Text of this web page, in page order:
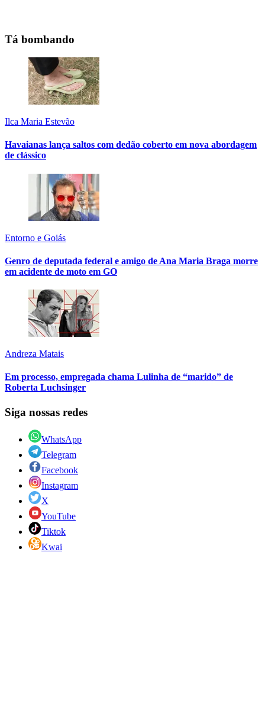
Tá bombando
Ilca Maria Estevão
Havaianas lança saltos com dedão coberto em nova abordagem
de clássico
Entorno e Goiás
Genro de deputada federal e amigo de Ana Maria Braga morre
em acidente de moto em GO
Andreza Matais
Em processo, empregada chama Lulinha de “marido” de
Roberta Luchsinger
Siga nossas redes
WhatsApp
Telegram
Facebook
Instagram
X
YouTube
Tiktok
Kwai